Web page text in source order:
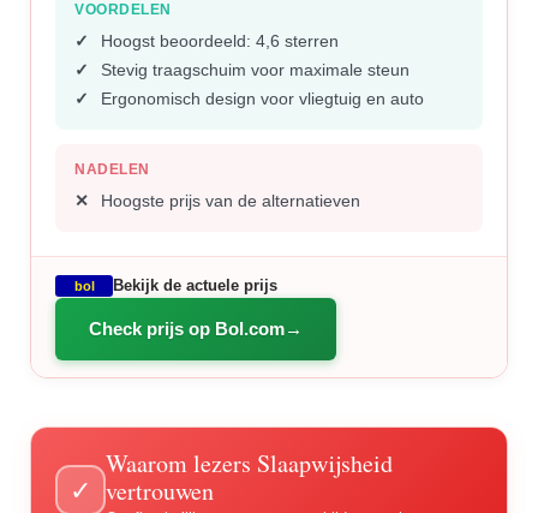
VOORDELEN
Hoogst beoordeeld: 4,6 sterren
Stevig traagschuim voor maximale steun
Ergonomisch design voor vliegtuig en auto
NADELEN
Hoogste prijs van de alternatieven
bol Bekijk de actuele prijs
Check prijs op Bol.com
✓
Waarom lezers Slaapwijsheid
vertrouwen